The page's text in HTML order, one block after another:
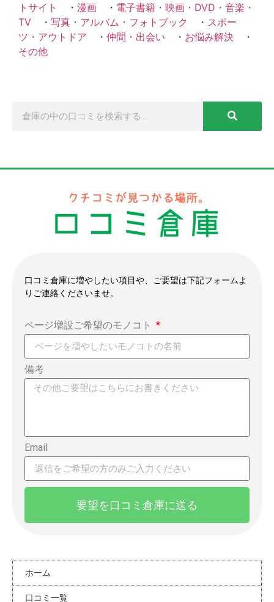
トサイト
・ 漫画 ・ 電子書籍・映画・DVD・音楽・
TV ・ 写真・アルバム・フォトブック ・ スポー
ツ・アウトドア ・ 仲間・出会い ・ お悩み解決 ・
その他
口コミ倉庫に増やしたい項目や、ご要望は下記フォームよ
りご連絡くださいませ。
ページ増設ご希望のモノコト
備考
Email
要望を口コミ倉庫に送る
ホーム
口コミ一覧